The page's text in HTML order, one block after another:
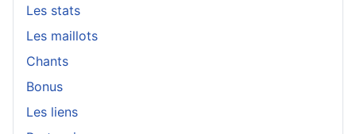
Les stats
Les maillots
Chants
Bonus
Les liens